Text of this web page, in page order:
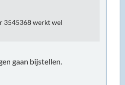
3545368 werkt wel
gaan bijstellen.